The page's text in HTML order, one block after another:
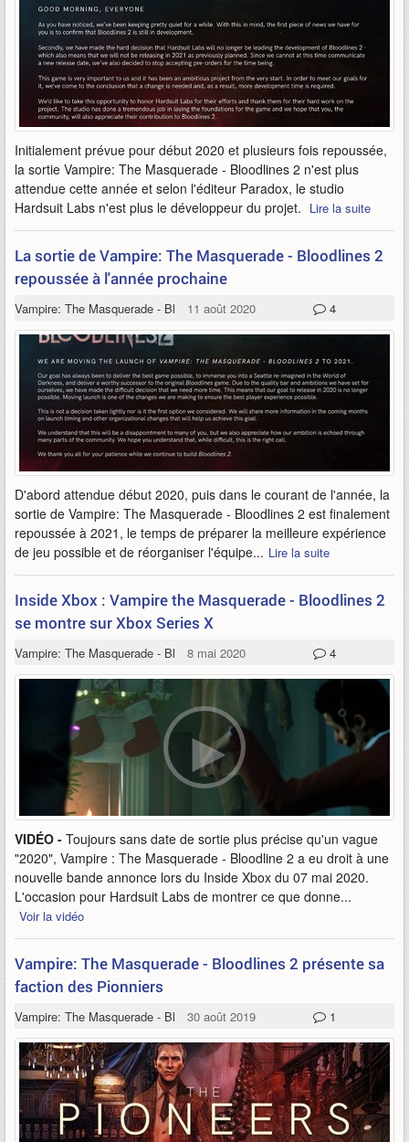
Initialement prévue pour début 2020 et plusieurs fois repoussée,
la sortie Vampire: The Masquerade - Bloodlines 2 n'est plus
attendue cette année et selon l'éditeur Paradox, le studio
Hardsuit Labs n'est plus le développeur du projet. Lire la suite
La sortie de Vampire: The Masquerade - Bloodlines 2
repoussée à l'année prochaine
Vampire: The Masquerade - Bloodlines 2
11 août 2020 4
D'abord attendue début 2020, puis dans le courant de l'année, la
sortie de Vampire: The Masquerade - Bloodlines 2 est finalement
repoussée à 2021, le temps de préparer la meilleure expérience
de jeu possible et de réorganiser l'équipe... Lire la suite
Inside Xbox : Vampire the Masquerade - Bloodlines 2
se montre sur Xbox Series X
Vampire: The Masquerade - Bloodlines 2
8 mai 2020 4
VIDÉO - Toujours sans date de sortie plus précise qu'un vague
"2020", Vampire : The Masquerade - Bloodline 2 a eu droit à une
nouvelle bande annonce lors du Inside Xbox du 07 mai 2020.
L'occasion pour Hardsuit Labs de montrer ce que donne...
Voir la vidéo
Vampire: The Masquerade - Bloodlines 2 présente sa
faction des Pionniers
Vampire: The Masquerade - Bloodlines 2
30 août 2019 1